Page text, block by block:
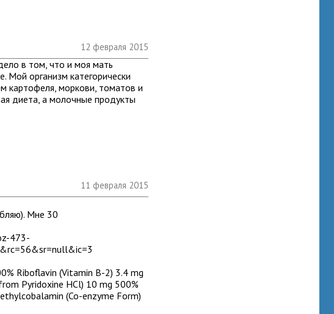
12 февраля 2015
в том, что и моя мать
Мой организм категорически
картофеля, моркови, томатов и
диета, а молочные продукты
11 февраля 2015
Мне 30
473-
Riboflavin (Vitamin B-2) 3.4 mg
Pyridoxine HCl) 10 mg 500%
(Co-enzyme Form)